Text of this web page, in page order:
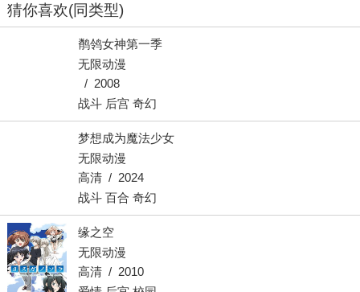
猜你喜欢(同类型)
鹡鸰女神第一季
无限动漫
/ 2008
战斗 后宫 奇幻
梦想成为魔法少女
无限动漫
高清 / 2024
战斗 百合 奇幻
缘之空
无限动漫
高清 / 2010